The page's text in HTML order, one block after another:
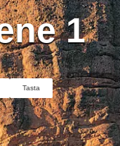
1
Tasta